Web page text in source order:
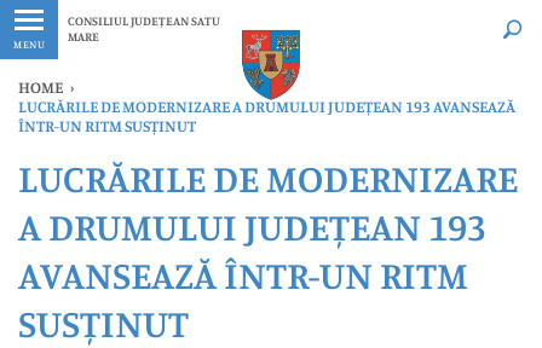
MENU
CONSILIUL JUDEȚEAN SATU
MARE
Ultimele
HOME ›
LUCRĂRILE DE MODERNIZARE A DRUMULUI JUDEȚEAN 193 AVANSEAZĂ
ÎNTR-UN RITM SUSȚINUT
LUCRĂRILE DE MODERNIZARE
A DRUMULUI JUDEȚEAN 193
AVANSEAZĂ ÎNTR-UN RITM
SUSȚINUT